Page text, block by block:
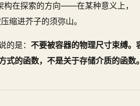
构在探索的方向——在某种意义上，
缩进芥子的须弥山。
的是： 不要被容器的物理尺寸束缚。
式的函数，不是关于存储介质的函数